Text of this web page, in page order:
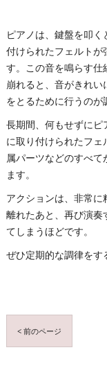
ピアノは、鍵盤を叩
付けられたフェルトが
す。この音を鳴らす
崩れると、音がきれ
をとるために行うのが
長期間、何もせずに
に取り付けられたフ
属パーツなどのすべ
ます。
アクションは、非常
離れたあと、再び演奏
てしまうほどです。
ぜひ定期的な調律をす
< 前のページ